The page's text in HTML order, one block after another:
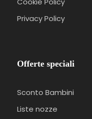
Privacy Policy
Offerte speciali
Sconto Bambini
Liste nozze